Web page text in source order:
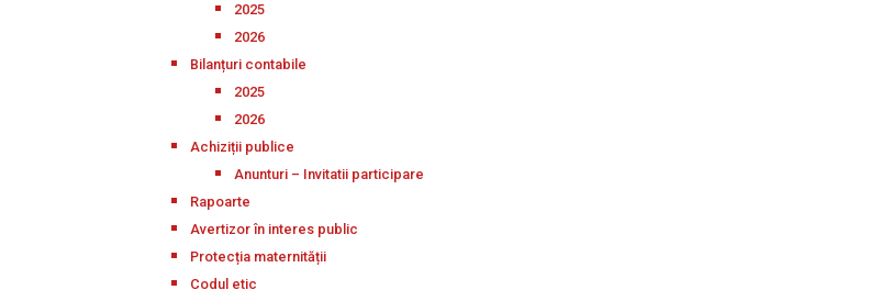
2025
2026
Bilanțuri contabile
2025
2026
Achiziții publice
Anunturi – Invitatii participare
Rapoarte
Avertizor în interes public
Protecția maternității
Codul etic